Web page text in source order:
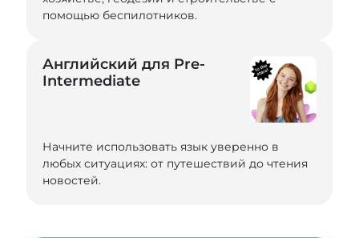
помощью беспилотников.
Английский для Pre-
Intermediate
Начните использовать язык уверенно в
любых ситуациях: от путешествий до чтения
новостей.